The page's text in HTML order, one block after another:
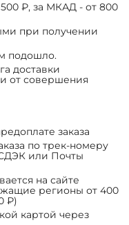
₽, за МКАД - от 800
при получении
подошло.
доставки
от совершения
заказа
по трек-номеру
или Почты
на сайте
регионы от 400
₽)
картой через